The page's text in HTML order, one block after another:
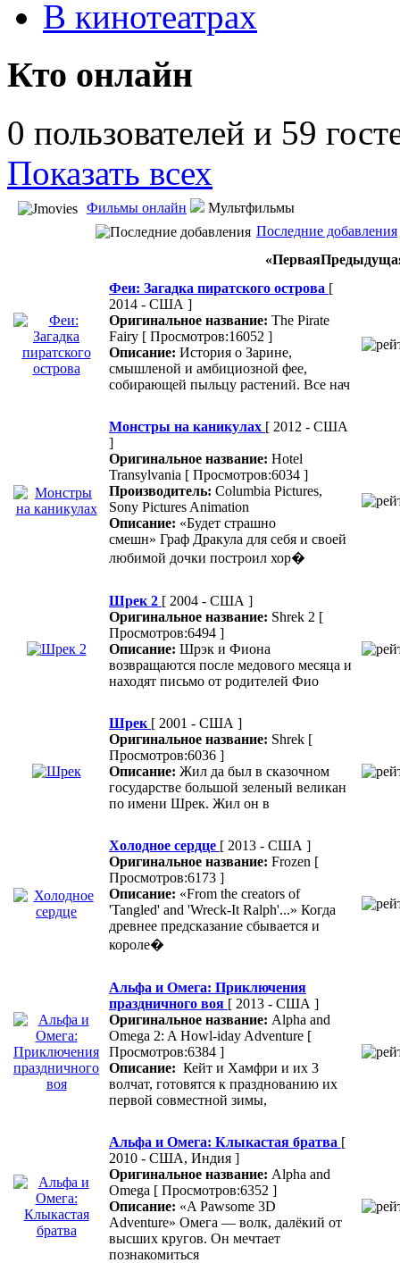
В кинотеатрах
Кто онлайн
0 пользователей и 59
Показать всех
Фильмы онлайн
Мультфильмы
Последние добавления
«Первая
Феи: Загадка пиратского острова [
2014 - США ]
Оригинальное название: The Pirate
Fairy [ Просмотров:16052 ]
Описание: История о Зарине,
смышленой и амбициозной фее,
собирающей пыльцу растений. Все нач
Монстры на каникулах [ 2012 - США
]
Оригинальное название: Hotel
Transylvania [ Просмотров:6034 ]
Производитель: Columbia Pictures,
Sony Pictures Animation
Описание: «Будет страшно
смешн» Граф Дракула для себя и своей
любимой дочки построил хор�
Шрек 2 [ 2004 - США ]
Оригинальное название: Shrek 2 [
Просмотров:6494 ]
Описание: Шрэк и Фиона
возвращаются после медового месяца и
находят письмо от родителей Фио
Шрек [ 2001 - США ]
Оригинальное название: Shrek [
Просмотров:6036 ]
Описание: Жил да был в сказочном
государстве большой зеленый великан
по имени Шрек. Жил он в
Холодное сердце [ 2013 - США ]
Оригинальное название: Frozen [
Просмотров:6173 ]
Описание: «From the creators of
'Tangled' and 'Wreck-It Ralph'...» Когда
древнее предсказание сбывается и
короле�
Альфа и Омега: Приключения
праздничного воя [ 2013 - США ]
Оригинальное название: Alpha and
Omega 2: A Howl-iday Adventure [
Просмотров:6384 ]
Описание: Кейт и Хамфри и их 3
волчат, готовятся к празднованию их
первой совместной зимы,
Альфа и Омега: Клыкастая братва [
2010 - США, Индия ]
Оригинальное название: Alpha and
Omega [ Просмотров:6352 ]
Описание: «A Pawsome 3D
Adventure» Омега — волк, далёкий от
высших кругов. Он мечтает
познакомиться